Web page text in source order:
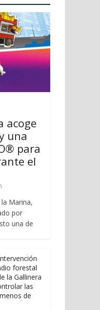
acoge
una
para
el
Marina,
por
una de
forestal
la Gallinera
las
de